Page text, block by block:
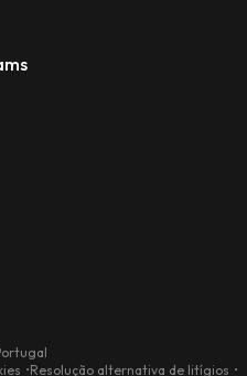
Resolução alternativa de litígios